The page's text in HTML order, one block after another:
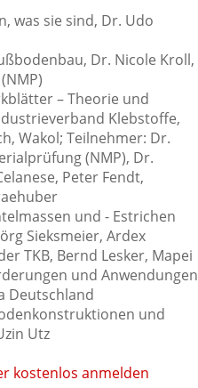
was sie sind, Dr. Udo
Dr. Nicole Kroll,
– Theorie und
Klebstoffe,
Wakol; Teilnehmer: Dr.
(NMP), Dr.
Peter Fendt,
und - Estrichen
Sieksmeier, Ardex
TKB, Bernd Lesker, Mapei
und Anwendungen
Deutschland
und
Utz
kostenlos anmelden